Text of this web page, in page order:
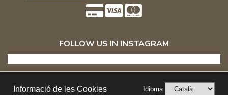
Informació de les Cookies Idioma